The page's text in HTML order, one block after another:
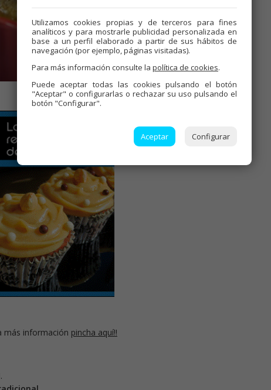
más información pincha aquí!!
.
Utilizamos cookies propias y de terceros para fines
analíticos y para mostrarle publicidad personalizada en
base a un perfil elaborado a partir de sus hábitos de
navegación (por ejemplo, páginas visitadas).
Para más información consulte la política de cookies.
Puede aceptar todas las cookies pulsando el botón
"Aceptar" o configurarlas o rechazar su uso pulsando el
botón "Configurar".
Aceptar Configurar